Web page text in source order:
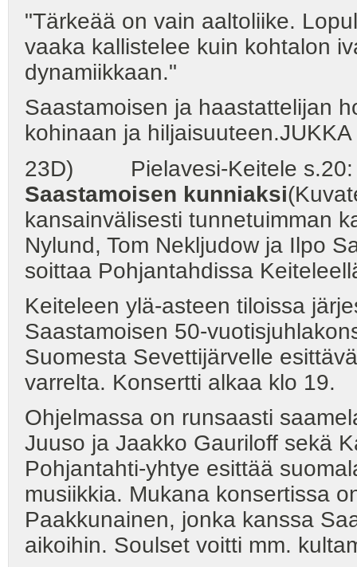
"Tärkeää on vain aaltoliike.
vaaka kallistelee kuin kohtalon
dynamiikkaan."
Saastamoisen ja haastattelijan
kohinaan ja hiljaisuuteen.JUKKA
23D) Pielavesi-Keitele
Saastamoisen kunniaksi
kansainvälisesti tunnetuimman
Nylund, Tom Nekljudow ja Ilpo
soittaa Pohjantahdissa
Keiteleen ylä-asteen tiloissa
Saastamoisen 50-
Suomesta Sevettijärvelle
varrelta. Konsertti alkaa klo 19.
Ohjelmassa on runsaasti
Juuso ja Jaakko Gauriloff sekä
Pohjantahti-yhtye esittää
musiikkia. Mukana konsertissa
Paakkunainen, jonka kanssa
aikoihin. Soulset voitti mm.